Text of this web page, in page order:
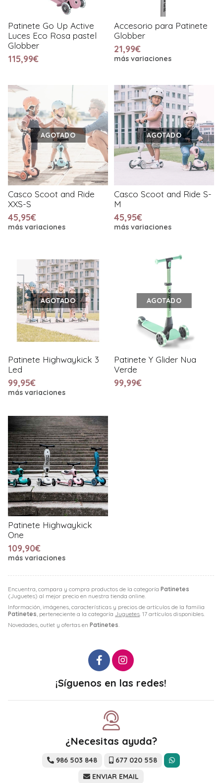
Encuentra, compara y compra productos de la categoría Patinetes
(Juguetes) al mejor precio en nuestra tienda online.
Información, imágenes, características y precios de artículos de la familia
Patinetes , perteneciente a la categoría Juguetes . 17 artículos disponibles.
Novedades, outlet y ofertas en Patinetes
Patinete Go Up Active
Luces Eco Rosa pastel
Globber
115,99€
Accesorio para Patinete
Globber
21,99€
más variaciones
AGOTADO
Casco Scoot and Ride
XXS-S
45,95€
más variaciones
AGOTADO
Casco Scoot and Ride S-
M
45,95€
más variaciones
AGOTADO
Patinete Highwaykick 3
Led
99,95€
más variaciones
AGOTADO
Patinete Y Glider Nua
Verde
99,99€
Patinete Highwaykick
One
109,90€
más variaciones
¡Síguenos en las redes!
¿Necesitas ayuda?
986 503 848
677 020 558
ENVIAR EMAIL